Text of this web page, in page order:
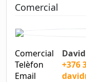
Comercial
Comercial
Telèfon
+376
Email